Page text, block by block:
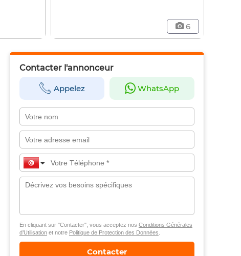
6
Contacter l'annonceur
Appelez WhatsApp
En cliquant sur "Contacter", vous acceptez nos Conditions Générales
d’Utilisationet notre Politique de Protection des Données
Contacter